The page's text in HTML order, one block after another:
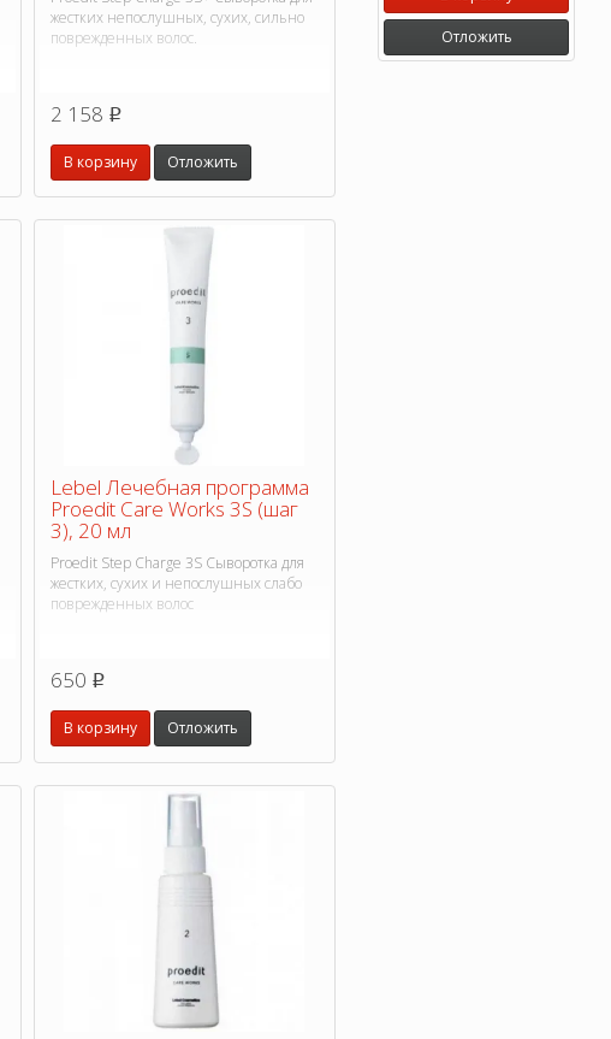
жестких непослушных, сухих, сильно
поврежденных волос.
2 158 p
В корзину Отложить
Lebel Лечебная программа
Proedit Care Works 3S (шаг
3), 20 мл
Proedit Step Charge 3S Сыворотка для
жестких, сухих и непослушных слабо
поврежденных волос
650 p
В корзину Отложить
Отложить